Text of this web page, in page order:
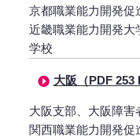
京都職業能力開発促
近畿職業能力開発大
学校
大阪（PDF 253
大阪支部、大阪障害
関西職業能力開発促